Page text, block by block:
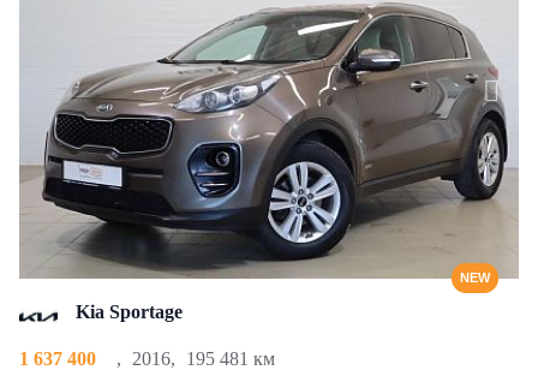
NEW
Kia Sportage
1 637 400 , 2016, 195 481 км